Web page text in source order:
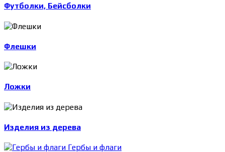
Футболки, Бейсболки
Флешки
Ложки
Изделия из дерева
Гербы и флаги